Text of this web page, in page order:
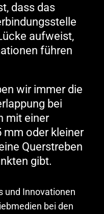
dass das
aufweist,
führen
wir immer die
bei
mit einer
mm oder kleiner
Querstreben
gibt.
und Innovationen
bei den